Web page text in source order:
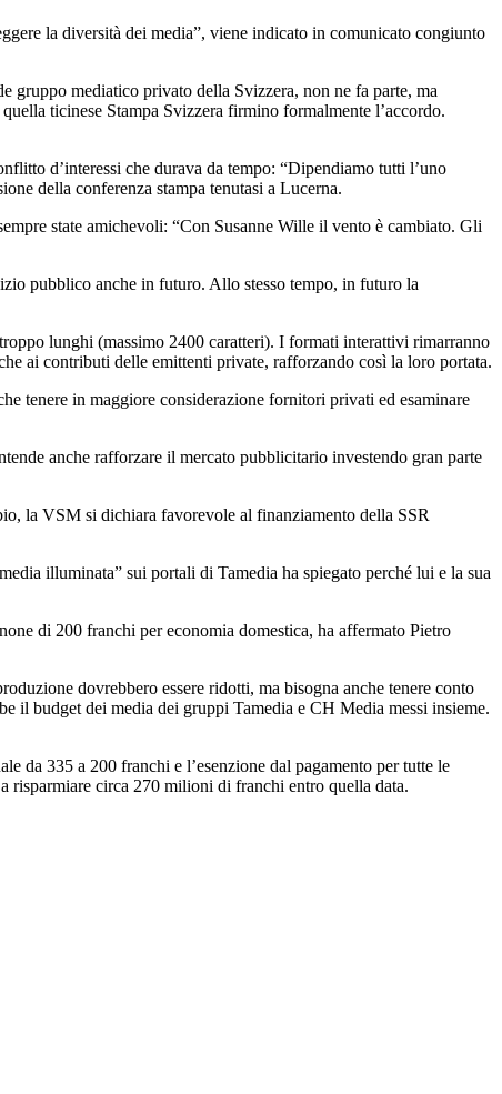
la diversità dei media”, viene indicato in comunicato congiunto
gruppo mediatico privato della Svizzera, non ne fa parte, ma
ticinese Stampa Svizzera firmino formalmente l’accordo.
d’interessi che durava da tempo: “Dipendiamo tutti l’uno
della conferenza stampa tenutasi a Lucerna.
state amichevoli: “Con Susanne Wille il vento è cambiato. Gli
pubblico anche in futuro. Allo stesso tempo, in futuro la
lunghi (massimo 2400 caratteri). I formati interattivi rimarranno
ai contributi delle emittenti private, rafforzando così la loro portata.
tenere in maggiore considerazione fornitori privati ed esaminare
anche rafforzare il mercato pubblicitario investendo gran parte
la VSM si dichiara favorevole al finanziamento della SSR
illuminata” sui portali di Tamedia ha spiegato perché lui e la sua
di 200 franchi per economia domestica, ha affermato Pietro
dovrebbero essere ridotti, ma bisogna anche tenere conto
il budget dei media dei gruppi Tamedia e CH Media messi insieme.
da 335 a 200 franchi e l’esenzione dal pagamento per tutte le
risparmiare circa 270 milioni di franchi entro quella data.